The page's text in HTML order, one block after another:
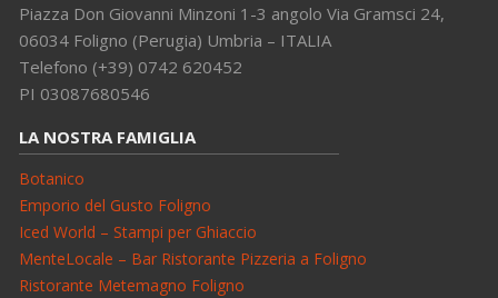
Piazza Don Giovanni Minzoni 1-3 angolo Via Gramsci 24,
06034 Foligno (Perugia) Umbria – ITALIA
Telefono (+39) 0742 620452
PI 03087680546
LA NOSTRA FAMIGLIA
Botanico
Emporio del Gusto Foligno
Iced World – Stampi per Ghiaccio
MenteLocale – Bar Ristorante Pizzeria a Foligno
Ristorante Metemagno Foligno